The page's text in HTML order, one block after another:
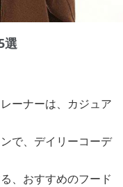
選
ーナーは、カジュア
で、デイリーコーデ
、おすすめのフード